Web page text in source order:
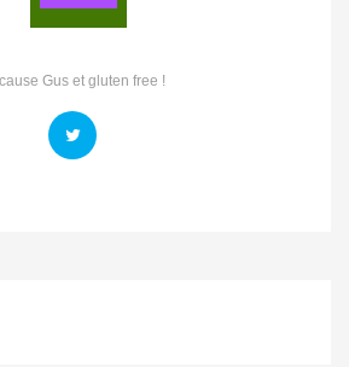
Gus et gluten free !